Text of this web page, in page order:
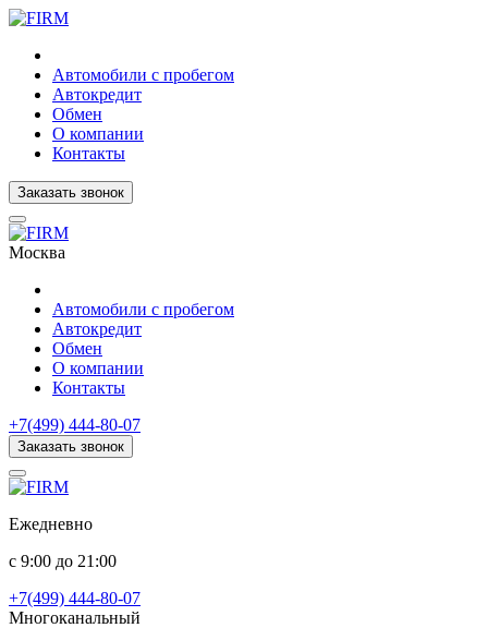
Автомобили с пробегом
Автокредит
Обмен
О компании
Контакты
Заказать звонок
Москва
Автомобили с пробегом
Автокредит
Обмен
О компании
Контакты
+7(499) 444-80-07
Заказать звонок
Ежедневно
с 9:00 до 21:00
+7(499) 444-80-07
Многоканальный